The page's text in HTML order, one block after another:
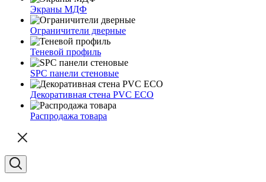
Экраны МДФ
Ограничители дверные
Теневой профиль
SPC панели стеновые
Декоративная стена PVC ECO
Распродажа товара